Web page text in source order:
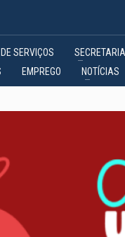
SERVIÇOS
EMPREGO NOTÍCIAS